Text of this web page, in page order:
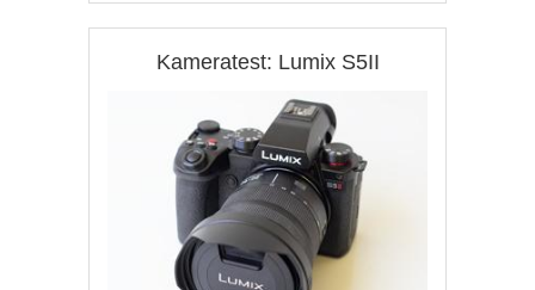
Kameratest: Lumix S5II